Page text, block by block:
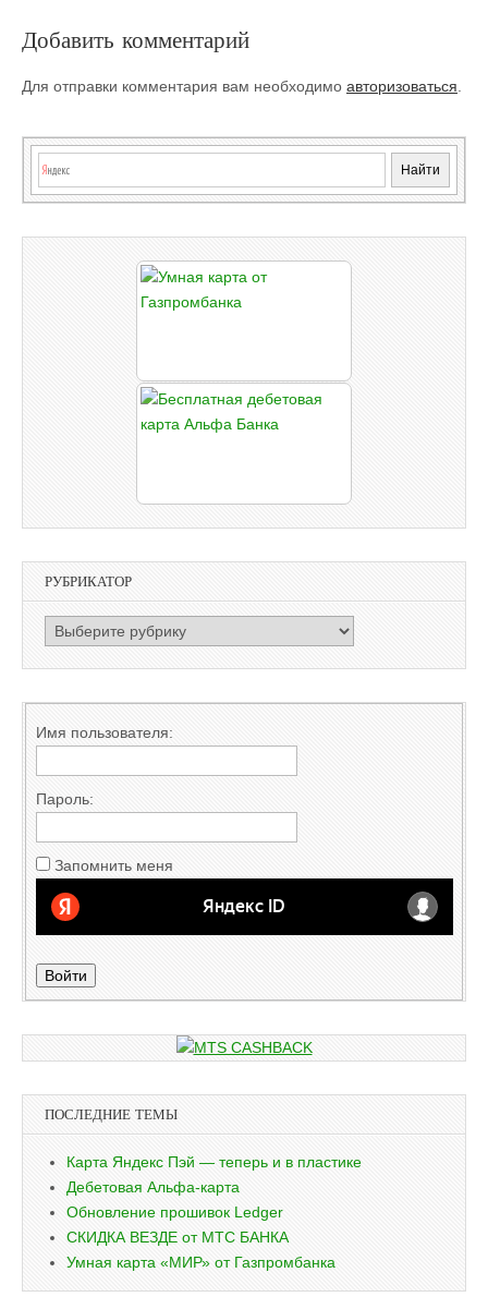
Добавить комментарий
Для отправки комментария вам необходимо авторизоваться
РУБРИКАТОР
РУБРИКАТОР
Имя пользователя:
Пароль:
Запомнить меня
Войти
ПОСЛЕДНИЕ ТЕМЫ
Карта Яндекс Пэй — теперь и в пластике
Дебетовая Альфа-карта
Обновление прошивок Ledger
СКИДКА ВЕЗДЕ от МТС БАНКА
Умная карта «МИР» от Газпромбанка